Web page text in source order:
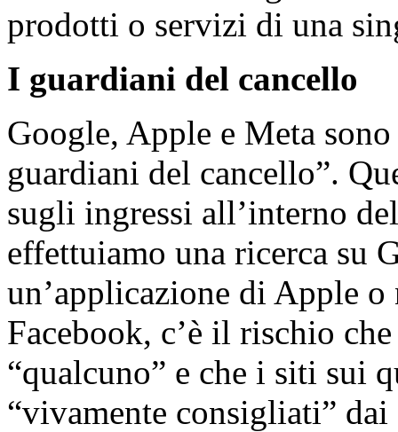
prodotti o servizi di una
I guardiani del cancello
Google, Apple e Meta
guardiani del cancello”.
sugli ingressi all’interno
effettuiamo una ricerca su
un’applicazione di Apple
Facebook, c’è il rischio
“qualcuno” e che i siti sui
“vivamente consigliati”